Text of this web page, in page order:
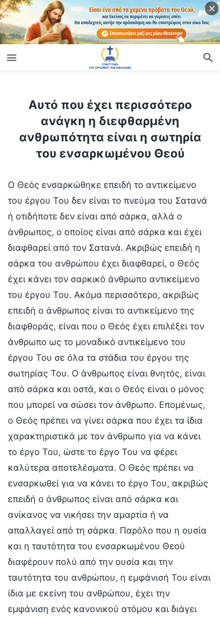
Αυτό που έχει περισσότερο
ανάγκη η διεφθαρμένη
ανθρωπότητα είναι η σωτηρία
του ενσαρκωμένου Θεού
Ο Θεός ενσαρκώθηκε επειδή το αντικείμενο
του έργου Του δεν είναι το πνεύμα του Σατανά
ή οτιδήποτε δεν είναι από σάρκα, αλλά ο
άνθρωπος, ο οποίος είναι από σάρκα και έχει
διαφθαρεί από τον Σατανά. Ακριβώς επειδή η
σάρκα του ανθρώπου έχει διαφθαρεί, ο Θεός
έχει κάνει τον σαρκικό άνθρωπο αντικείμενο
του έργου Του. Ακόμα περισσότερο, ακριβώς
επειδή ο άνθρωπος είναι το αντικείμενο της
διαφθοράς, είναι που ο Θεός έχει επιλέξει τον
άνθρωπο ως το μοναδικό αντικείμενο του
έργου Του σε όλα τα στάδια του έργου της
σωτηρίας Του. Ο άνθρωπος είναι θνητός, είναι
από σάρκα και οστά, και ο Θεός είναι ο μόνος
που μπορεί να σώσει τον άνθρωπο. Επομένως,
ο Θεός πρέπει να γίνει σάρκα που έχει τα ίδια
χαρακτηριστικά με τον άνθρωπο για να κάνει
το έργο Του, ώστε το έργο Του να φέρει
καλύτερα αποτελέσματα. Ο Θεός πρέπει να
ενσαρκωθεί για να κάνει το έργο Του, ακριβώς
επειδή ο άνθρωπος είναι από σάρκα και
ανίκανος να νικήσει την αμαρτία ή να
απαλλαγεί από τη σάρκα. Παρόλο που η ουσία
και η ταυτότητα του ενσαρκωμένου Θεού
διαφέρουν πολύ από την ουσία και την
ταυτότητα του ανθρώπου, η εμφάνισή Του είναι
ίδια με εκείνη του ανθρώπου, έχει την
εμφάνιση ενός κανονικού ατόμου και διάγει